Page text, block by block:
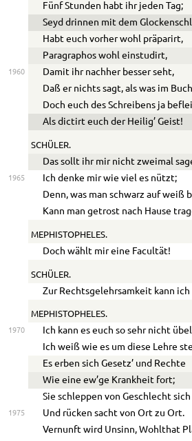
Fünf Stunden habt ihr jeden Tag;
Seyd drinnen mit dem
Habt euch vorher wohl präparirt,
Paragraphos wohl einstudirt,
1960
Damit ihr nachher besser seht,
Daß er nichts sagt, als was im
Doch euch des Schreibens ja
Als dictirt euch der Heilig’ Geist!
SCHÜLER.
Das sollt ihr mir nicht zweimal
1965
Ich denke mir wie viel es nützt;
Denn, was man schwarz auf weiß
Kann man getrost nach Hause
MEPHISTOPHELES.
Doch wählt mir eine Facultät!
SCHÜLER.
Zur Rechtsgelehrsamkeit kann
MEPHISTOPHELES.
1970
Ich kann es euch so sehr nicht
Ich weiß wie es um diese Lehre
Es erben sich Gesetz’ und Rechte
Wie eine ew’ge Krankheit fort;
Sie schleppen von Geschlecht
1975
Und rücken sacht von Ort zu Ort.
Vernunft wird Unsinn, Wohlthat